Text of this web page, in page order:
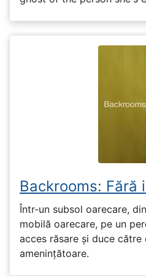
Backrooms: Fără
Într-un subsol oarecare,
mobilă oarecare, pe un
acces răsare și duce
amenințătoare.